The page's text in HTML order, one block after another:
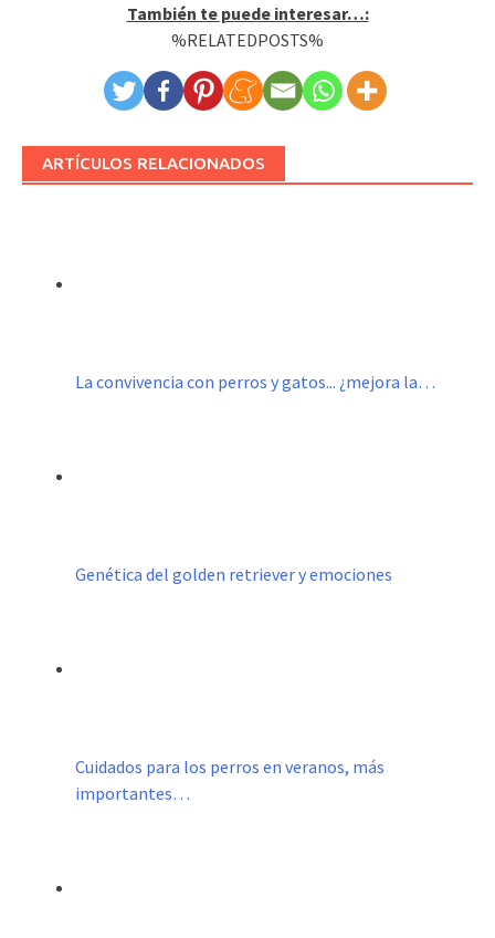
También te puede interesar…:
%RELATEDPOSTS%
ARTÍCULOS RELACIONADOS
La convivencia con perros y gatos... ¿mejora la…
Genética del golden retriever y emociones
Cuidados para los perros en veranos, más
importantes…